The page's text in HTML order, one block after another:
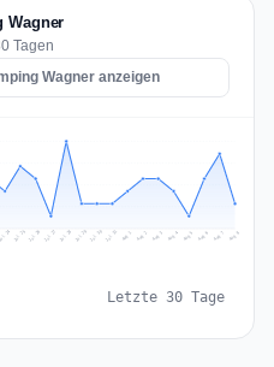
Wagner
Tagen
Wagner anzeigen
Jul 24 Jul 25 Jul 26 Jul 27 Jul 28 Jul 29 Jul 30 Jul 31 Aug 1 Aug 2 Aug 3 Aug 4 Aug 5 Aug 6 Aug 7 Aug 8
Letzte 30 Tage